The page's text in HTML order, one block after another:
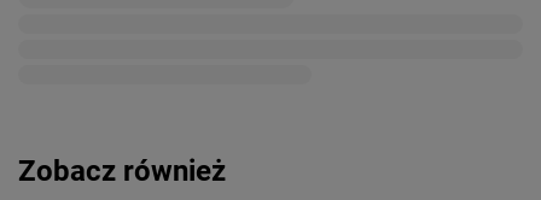
Zobacz również